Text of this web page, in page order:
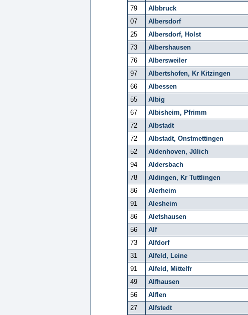
79
Albbruck
07
Albersdorf
25
Albersdorf, Holst
73
Albershausen
76
Albersweiler
97
Albertshofen, Kr Kitzingen
66
Albessen
55
Albig
67
Albisheim, Pfrimm
72
Albstadt
72
Albstadt, Onstmettingen
52
Aldenhoven, Jülich
94
Aldersbach
78
Aldingen, Kr Tuttlingen
86
Alerheim
91
Alesheim
86
Aletshausen
56
Alf
73
Alfdorf
31
Alfeld, Leine
91
Alfeld, Mittelfr
49
Alfhausen
56
Alflen
27
Alfstedt